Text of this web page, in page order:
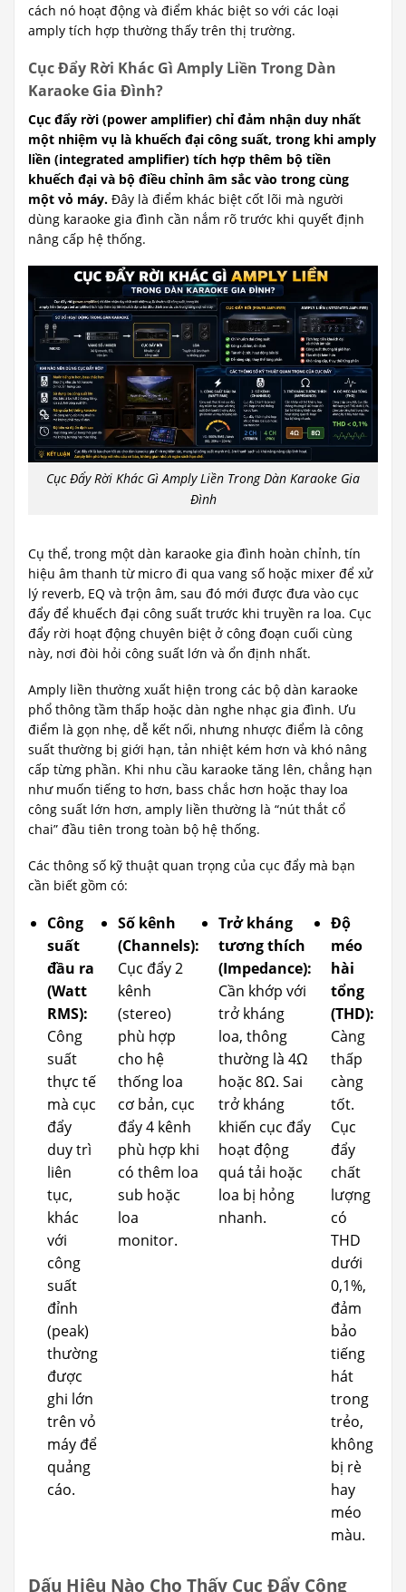
cách nó hoạt động và điểm khác biệt so với các loại
amply tích hợp thường thấy trên thị trường.
Cục Đẩy Rời Khác Gì Amply Liền Trong Dàn
Karaoke Gia Đình?
Cục đẩy rời (power amplifier) chỉ đảm nhận duy nhất
một nhiệm vụ là khuếch đại công suất, trong khi amply
liền (integrated amplifier) tích hợp thêm bộ tiền
khuếch đại và bộ điều chỉnh âm sắc vào trong cùng
một vỏ máy. Đây là điểm khác biệt cốt lõi mà người
dùng karaoke gia đình cần nắm rõ trước khi quyết định
nâng cấp hệ thống.
Cục Đẩy Rời Khác Gì Amply Liền Trong Dàn Karaoke Gia
Đình
Cụ thể, trong một dàn karaoke gia đình hoàn chỉnh, tín
hiệu âm thanh từ micro đi qua vang số hoặc mixer để xử
lý reverb, EQ và trộn âm, sau đó mới được đưa vào cục
đẩy để khuếch đại công suất trước khi truyền ra loa. Cục
đẩy rời hoạt động chuyên biệt ở công đoạn cuối cùng
này, nơi đòi hỏi công suất lớn và ổn định nhất.
Amply liền thường xuất hiện trong các bộ dàn karaoke
phổ thông tầm thấp hoặc dàn nghe nhạc gia đình. Ưu
điểm là gọn nhẹ, dễ kết nối, nhưng nhược điểm là công
suất thường bị giới hạn, tản nhiệt kém hơn và khó nâng
cấp từng phần. Khi nhu cầu karaoke tăng lên, chẳng hạn
như muốn tiếng to hơn, bass chắc hơn hoặc thay loa
công suất lớn hơn, amply liền thường là “nút thắt cổ
chai” đầu tiên trong toàn bộ hệ thống.
Các thông số kỹ thuật quan trọng của cục đẩy mà bạn
cần biết gồm có:
Công
suất
đầu ra
(Watt
RMS):
Công
suất
thực tế
mà cục
đẩy
duy trì
liên
tục,
khác
với
công
suất
đỉnh
(peak)
thường
được
ghi lớn
trên vỏ
máy để
quảng
cáo.
Số kênh
(Channels):
Cục đẩy 2
kênh
(stereo)
phù hợp
cho hệ
thống loa
cơ bản, cục
đẩy 4 kênh
phù hợp khi
có thêm loa
sub hoặc
loa
monitor.
Trở kháng
tương thích
(Impedance):
Cần khớp với
trở kháng
loa, thông
thường là 4Ω
hoặc 8Ω. Sai
trở kháng
khiến cục đẩy
hoạt động
quá tải hoặc
loa bị hỏng
nhanh.
Độ
méo
hài
tổng
(THD):
Càng
thấp
càng
tốt.
Cục
đẩy
chất
lượng
có
THD
dưới
0,1%,
đảm
bảo
tiếng
hát
trong
trẻo,
không
bị rè
hay
méo
màu.
Dấu Hiệu Nào Cho Thấy Cục Đẩy Công